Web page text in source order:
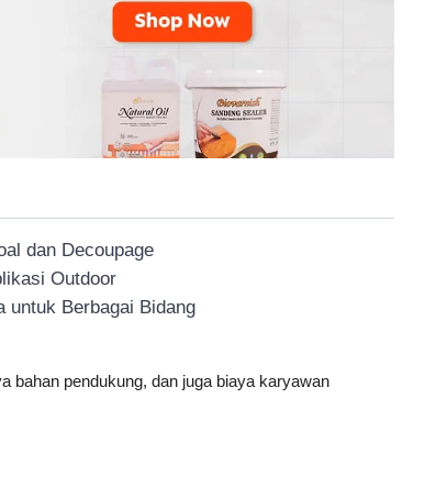
dan Decoupage
Outdoor
untuk Berbagai Bidang
bahan pendukung, dan juga biaya karyawan